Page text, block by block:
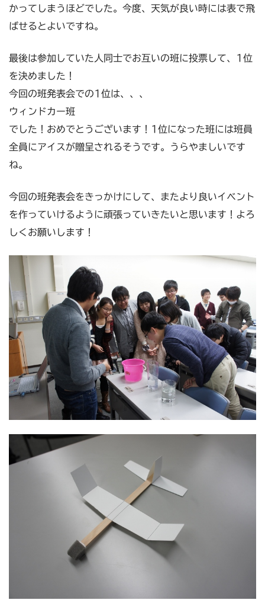
かってしまうほどでした。今度、天気が良い時には表で飛
ばせるとよいですね。
最後は参加していた人同士でお互いの班に投票して、1位
を決めました！
今回の班発表会での1位は、、、
ウィンドカー班
でした！おめでとうございます！1位になった班には班員
全員にアイスが贈呈されるそうです。うらやましいです
ね。
今回の班発表会をきっかけにして、またより良いイベント
を作っていけるように頑張っていきたいと思います！よろ
しくお願いします！